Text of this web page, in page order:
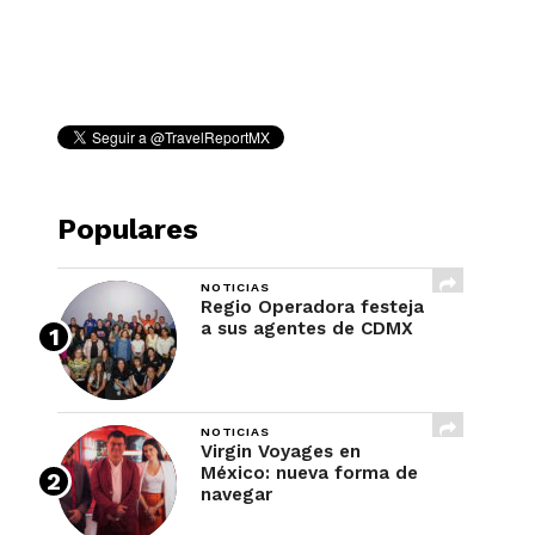
Populares
NOTICIAS
Regio Operadora festeja
a sus agentes de CDMX
NOTICIAS
Virgin Voyages en
México: nueva forma de
navegar